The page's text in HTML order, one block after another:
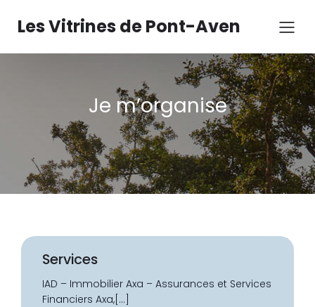
Les Vitrines de Pont-Aven
Je m’organise
Services
IAD – Immobilier Axa – Assurances et Services
Financiers Axa,[…]